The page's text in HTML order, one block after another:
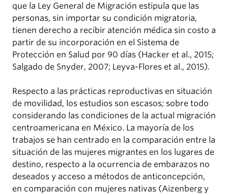
que la Ley General de Migración estipula que las
personas, sin importar su condición migratoria,
tienen derecho a recibir atención médica sin costo a
partir de su incorporación en el Sistema de
Protección en Salud por 90 días (Hacker et al., 2015;
Salgado de Snyder, 2007; Leyva-Flores et al., 2015).
Respecto a las prácticas reproductivas en situación
de movilidad, los estudios son escasos; sobre todo
considerando las condiciones de la actual migración
centroamericana en México. La mayoría de los
trabajos se han centrado en la comparación entre la
situación de las mujeres migrantes en los lugares de
destino, respecto a la ocurrencia de embarazos no
deseados y acceso a métodos de anticoncepción,
en comparación con mujeres nativas (Aizenberg y